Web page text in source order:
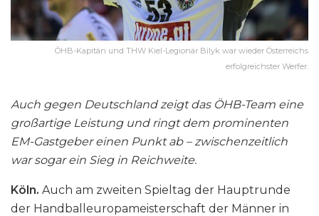
ÖHB-Kapitän und THW Kiel-Legionär Bilyk war wieder Österreichs
erfolgreichster Werfer.
Auch gegen Deutschland zeigt das ÖHB-Team eine
großartige Leistung und ringt dem prominenten
EM-Gastgeber einen Punkt ab – zwischenzeitlich
war sogar ein Sieg in Reichweite.
Köln. Auch am zweiten Spieltag der Hauptrunde
der Handballeuropameisterschaft der Männer in